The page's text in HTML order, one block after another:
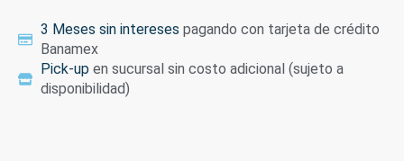
3 Meses sin intereses pagando con tarjeta de crédito
Banamex
Pick-up en sucursal sin costo adicional (sujeto a
disponibilidad)